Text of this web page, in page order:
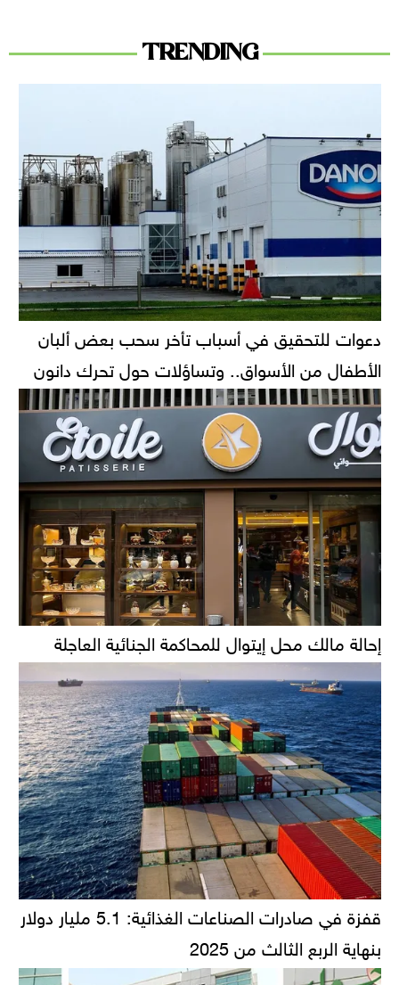
TRENDING
دعوات للتحقيق في أسباب تأخر سحب بعض ألبان
الأطفال من الأسواق.. وتساؤلات حول تحرك دانون
إحالة مالك محل إيتوال للمحاكمة الجنائية العاجلة
قفزة في صادرات الصناعات الغذائية: 5.1 مليار دولار
بنهاية الربع الثالث من 2025